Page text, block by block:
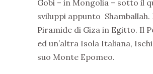
Gobi – in Mongolia – sotto il
sviluppi appunto Shamballah.
Piramide di Giza in Egitto. Il
ed un’altra Isola Italiana,
suo Monte Epomeo.